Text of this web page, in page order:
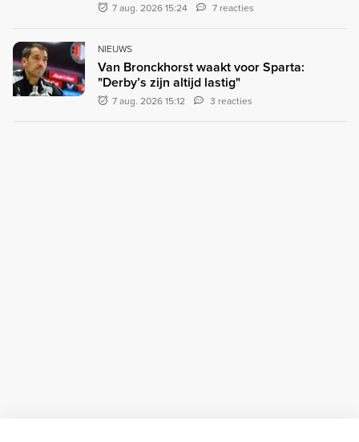
7 aug. 2026 15:24 7 reacties
NIEUWS
Van Bronckhorst waakt voor Sparta:
"Derby’s zijn altijd lastig"
7 aug. 2026 15:12 3 reacties